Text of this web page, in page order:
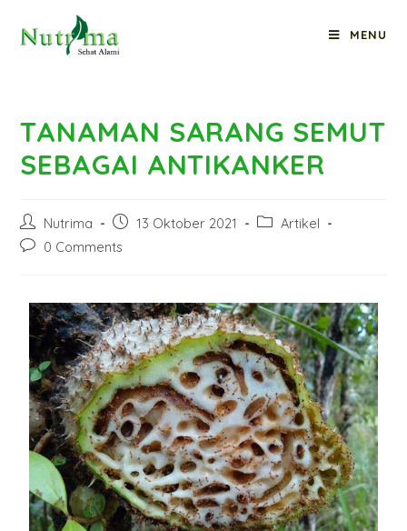
MENU
TANAMAN SARANG SEMUT
SEBAGAI ANTIKANKER
Nutrima 13 Oktober 2021
Artikel
0 Comments